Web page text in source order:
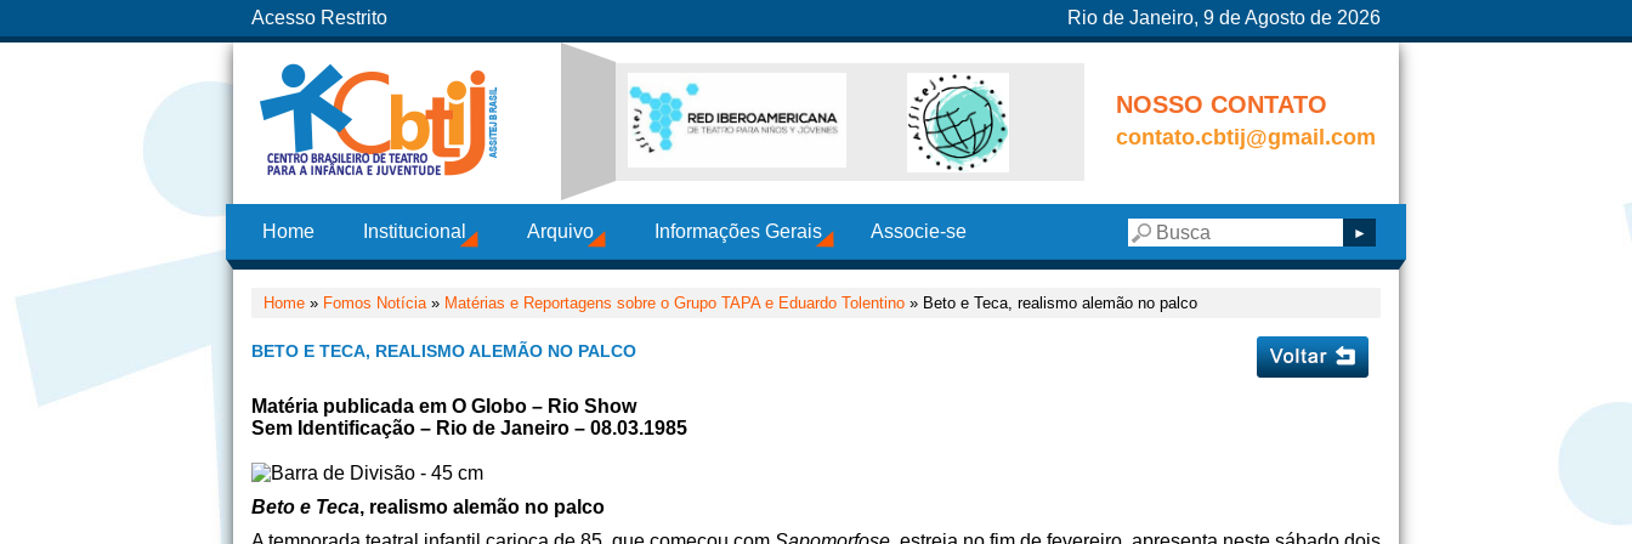
Acesso Restrito Rio de Janeiro, 9 de Agosto de 2026
NOSSO CONTATO
contato.cbtij@gmail.com
Home Institucional Arquivo Informações Gerais Associe-se
Home » Fomos Notícia» Matérias e Reportagens sobre o Grupo TAPA e Eduardo Tolentino » Beto e Teca, realismo alemão no palco
BETO E TECA, REALISMO ALEMÃO NO PALCO
Matéria publicada em O Globo – Rio Show
Sem Identificação – Rio de Janeiro – 08.03.1985
Beto e Teca, realismo alemão no palco